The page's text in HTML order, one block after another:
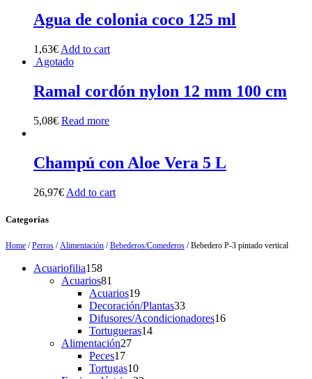
Agua de colonia coco 125 ml
1,63€ Add to cart
Agotado
Ramal cordón nylon 12 mm 100 cm
5,08€ Read more
Champú con Aloe Vera 5 L
26,97€ Add to cart
Categorías
Home /Perros /Alimentación /Bebederos/Comederos / Bebedero P-3 pintado vertical
Acuariofilia158158
products
Acuarios81
products
Acuarios1919
products
Decoración/Plantas3333
products
Difusores/Acondicionadores1616
Tortugueras1414
Alimentación2727
Peces1717
products
Tortugas1010